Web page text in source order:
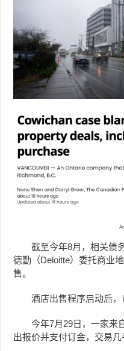
截至今年8月，相关债
德勤（Deloitte）委托商业
售。
酒店出售程序启动后，
今年7月29日，一家来
出报价并支付订金，交易几